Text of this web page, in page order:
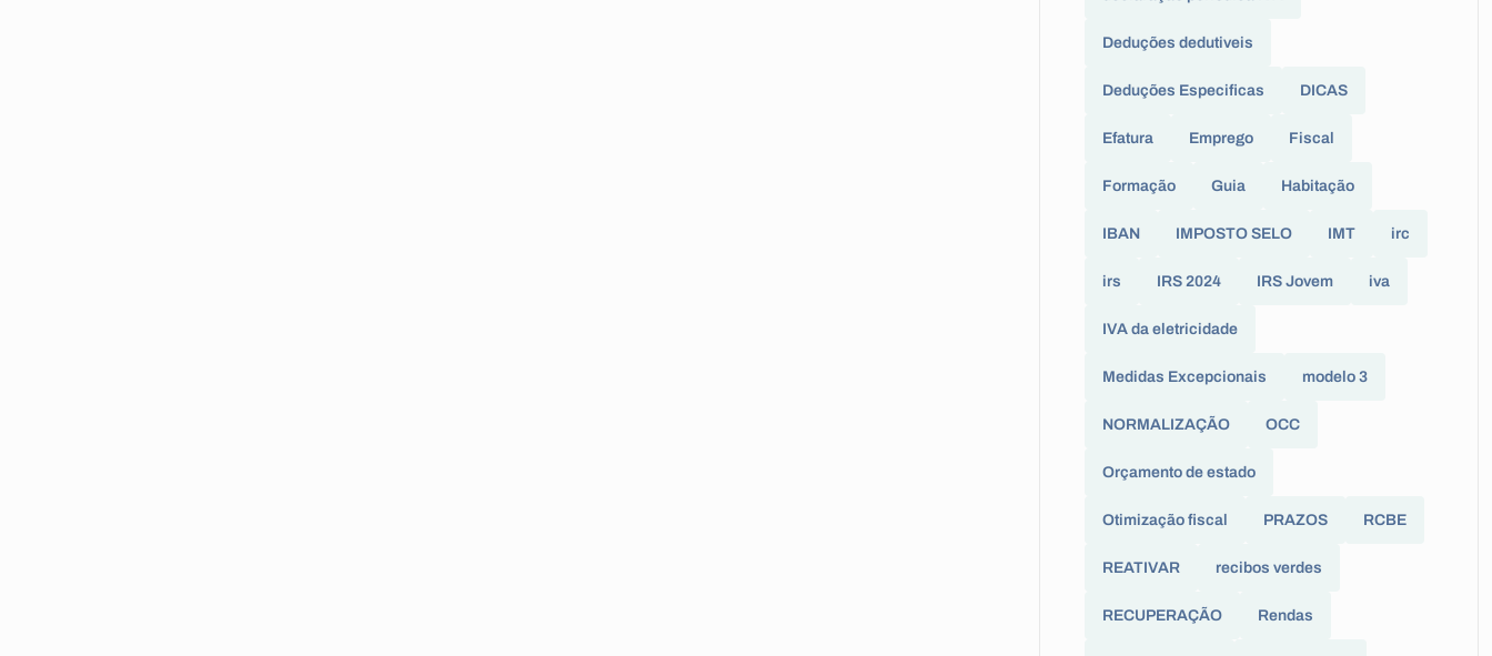
Deduções dedutiveis
Deduções Especificas DICAS
Efatura Emprego Fiscal
Formação Guia Habitação
IBAN IMPOSTO SELO IMT irc
irs IRS 2024 IRS Jovem iva
IVA da eletricidade
Medidas Excepcionais modelo 3
NORMALIZAÇÃO OCC
Orçamento de estado
Otimização fiscal PRAZOS RCBE
REATIVAR recibos verdes
RECUPERAÇÃO Rendas